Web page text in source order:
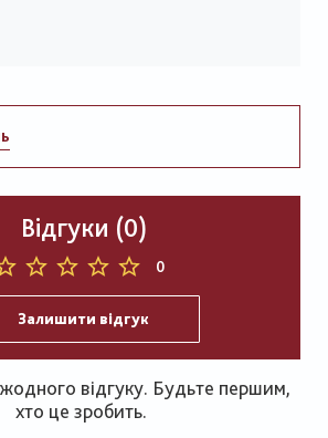
Відгуки (0)
0
Залишити відгук
відгуку. Будьте першим,
хто це зробить.